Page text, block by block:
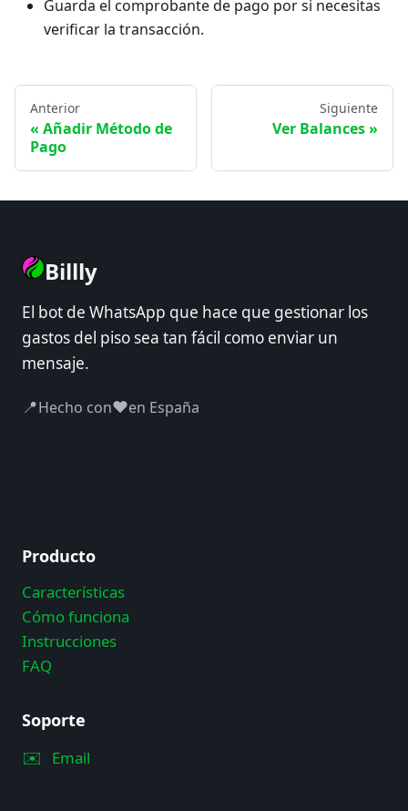
Guarda el comprobante de pago por si necesitas
verificar la transacción.
Anterior
Añadir Método de
Pago
Siguiente
Ver Balances
Billly
El bot de WhatsApp que hace que gestionar los
gastos del piso sea tan fácil como enviar un
mensaje.
📍Hecho con❤️en España
Producto
Características
Cómo funciona
Instrucciones
FAQ
Soporte
✉️ Email